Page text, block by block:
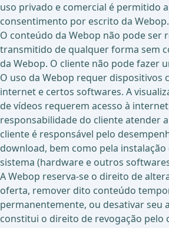
uso privado e comercial é permitido
consentimento por escrito da Webop.
O conteúdo da Webop não pode ser
transmitido de qualquer forma sem
da Webop. O cliente não pode fazer
O uso da Webop requer dispositivos
internet e certos softwares. A
de vídeos requerem acesso à
responsabilidade do cliente atender
cliente é responsável pelo
download, bem como pela
sistema (hardware e outros
A Webop reserva-se o direito de
oferta, remover dito conteúdo
permanentemente, ou desativar seu
constitui o direito de revogação pelo